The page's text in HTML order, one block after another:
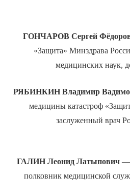
ГОНЧАРОВ Сергей
«Защита» Минздрава
медицинских наук,
РЯБИНКИН Владимир
медицины катастроф
заслуженный врач
ГАЛИН Леонид Латыпович—
полковник медицинской